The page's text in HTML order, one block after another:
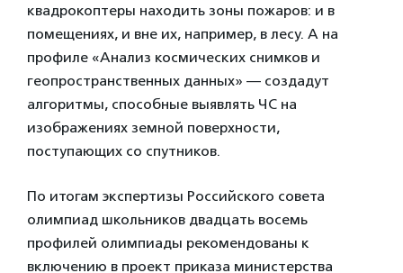
квадрокоптеры находить зоны пожаров: и в
помещениях, и вне их, например, в лесу. А на
профиле «Анализ космических снимков и
геопространственных данных» — создадут
алгоритмы, способные выявлять ЧС на
изображениях земной поверхности,
поступающих со спутников.
По итогам экспертизы Российского совета
олимпиад школьников двадцать восемь
профилей олимпиады рекомендованы к
включению в проект приказа министерства